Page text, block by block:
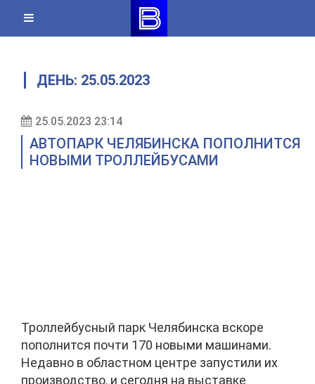
content
ДЕНЬ: 25.05.2023
25.05.2023 23:14
АВТОПАРК ЧЕЛЯБИНСКА ПОПОЛНИТСЯ
НОВЫМИ ТРОЛЛЕЙБУСАМИ
Троллейбусный парк Челябинска вскоре
пополнится почти 170 новыми машинами.
Недавно в областном центре запустили их
производство, и сегодня на выставке